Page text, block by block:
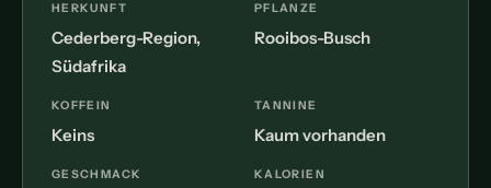
HERKUNFT
Cederberg-Region,
Südafrika
PFLANZE
Rooibos-Busch
KOFFEIN
Keins
TANNINE
Kaum vorhanden
GESCHMACK KALORIEN